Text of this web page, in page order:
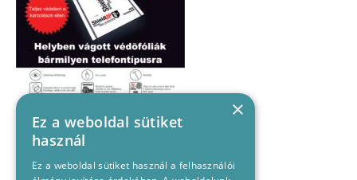
×
Ez a weboldal sütiket
használ
Ez a weboldal sütiket használ a felhasználói